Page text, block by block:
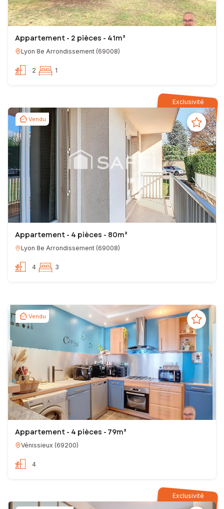
Appartement - 2 pièces - 41m²
Lyon 8e Arrondissement (69008)
2 1
Exclusivité
Vendu
Appartement - 4 pièces - 80m²
Lyon 8e Arrondissement (69008)
4 3
Vendu
Appartement - 4 pièces - 79m²
Vénissieux (69200)
4
Exclusivité